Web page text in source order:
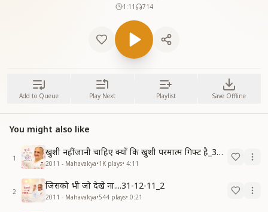
1:11
714
Add to Queue Play Next Playlist Save Offline
You might also like
1
खुशी नहीं जानी चाहिए क्यों कि खुशी परमात्म गिफ्ट है_31-03-10
2011 - Mahavakya•1K plays• 4:11
2
जिसको भी जो देखे ना....31-12-11_2
2011 - Mahavakya•544 plays• 0:21